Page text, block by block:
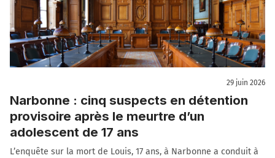
29 juin 2026
Narbonne : cinq suspects en détention
provisoire après le meurtre d’un
adolescent de 17 ans
L’enquête sur la mort de Louis, 17 ans, à Narbonne a conduit à